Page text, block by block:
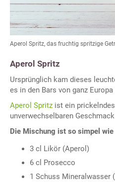
Aperol Spritz, das fruchtig spritzige
Aperol Spritz
Ursprünglich kam dieses
es in den Bars von ganz
Aperol Spritz ist ein
unverwechselbaren
Die Mischung ist so simpel
3 cl Likör (Aperol)
6 cl Prosecco
1 Schuss Mineralwasser